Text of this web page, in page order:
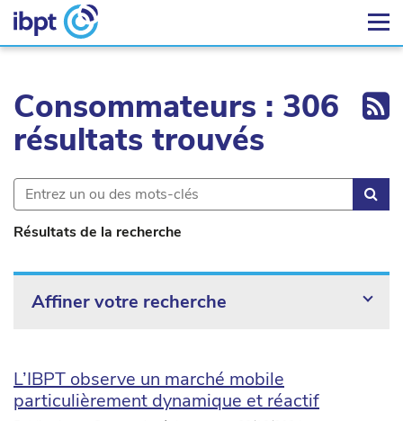
Consommateurs : 306
résultats trouvés
Résultats de la recherche
Affiner votre recherche
L’IBPT observe un marché mobile
particulièrement dynamique et réactif